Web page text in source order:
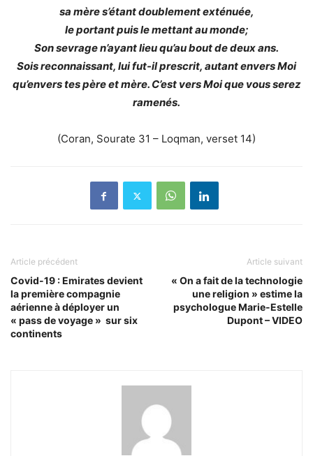
sa mère s’étant doublement exténuée,
le portant puis le mettant au monde;
Son sevrage n’ayant lieu qu’au bout de deux ans.
Sois reconnaissant, lui fut-il prescrit, autant envers Moi
qu’envers tes père et mère. C’est vers Moi que vous serez
ramenés.
(Coran, Sourate 31 – Loqman, verset 14)
Article précédent
Covid-19 : Emirates devient
la première compagnie
aérienne à déployer un
« pass de voyage » sur six
continents
Article suivant
« On a fait de la technologie
une religion » estime la
psychologue Marie-Estelle
Dupont – VIDEO